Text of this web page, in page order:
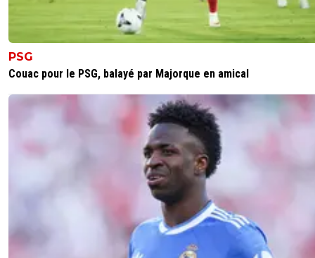
PSG
Couac pour le PSG, balayé par Majorque en amical